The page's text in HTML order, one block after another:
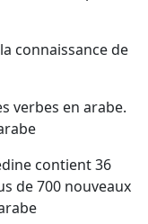
connaissance de
verbes en arabe.
contient 36
de 700 nouveaux